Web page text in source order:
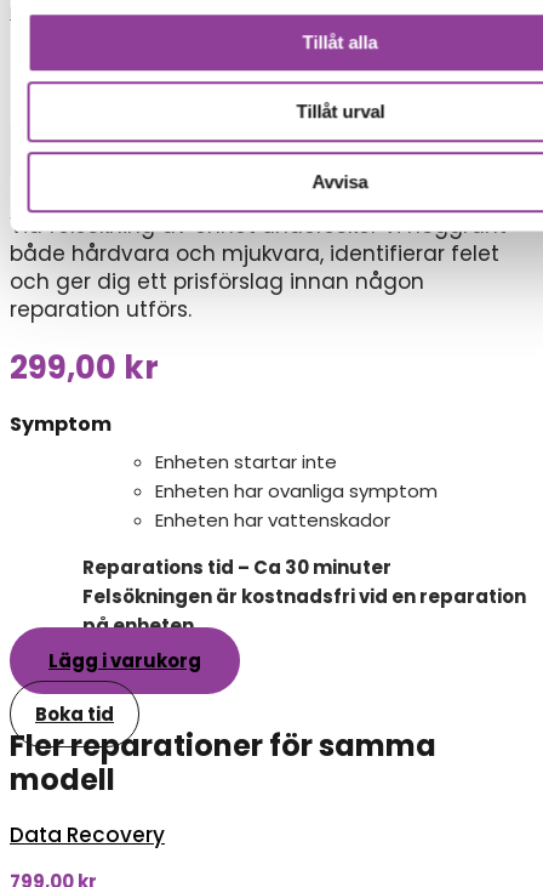
Tillåt alla
Tillåt urval
Avvisa
Reparationer
Samsung Galaxy Z-Serie >Samsung Flip 7 FE
Felsökning
Vid felsökning av enhet undersöker vi noggrant
både hårdvara och mjukvara, identifierar felet
och ger dig ett prisförslag innan någon
reparation utförs.
299,00 kr
Symptom
Enheten startar inte
Enheten har ovanliga symptom
Enheten har vattenskador
Reparations tid – Ca 30 minuter
Felsökningen är kostnadsfri vid en reparation
på enheten
Lägg i varukorg
Boka tid
Fler reparationer för samma
modell
Data Recovery
799,00kr